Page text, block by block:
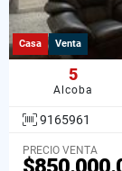
Casa Venta
5
Alcoba
9165961
PRECIO VENTA